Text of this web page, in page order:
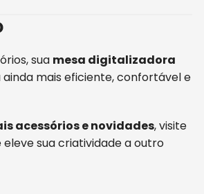
sua mesa digitalizadora
mais eficiente, confortável e
acessórios e novidades, visite
eleve sua criatividade a outro